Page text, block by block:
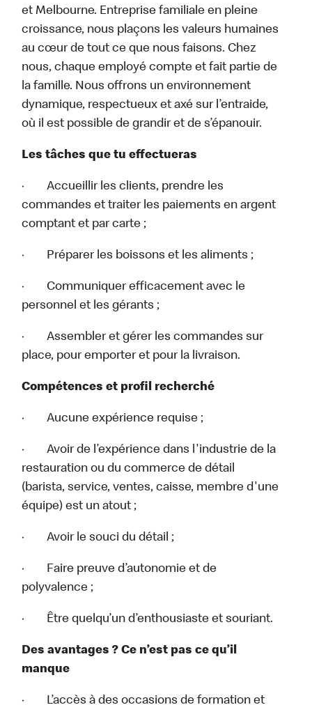
et Melbourne. Entreprise familiale en pleine
croissance, nous plaçons les valeurs humaines
au cœur de tout ce que nous faisons. Chez
nous, chaque employé compte et fait partie de
la famille. Nous offrons un environnement
dynamique, respectueux et axé sur l’entraide,
où il est possible de grandir et de s’épanouir.
Les tâches que tu effectueras
· Accueillir les clients, prendre les
commandes et traiter les paiements en argent
comptant et par carte ;
· Préparer les boissons et les aliments ;
· Communiquer efficacement avec le
personnel et les gérants ;
· Assembler et gérer les commandes sur
place, pour emporter et pour la livraison.
Compétences et profil recherché
· Aucune expérience requise ;
· Avoir de l’expérience dans l'industrie de la
restauration ou du commerce de détail
(barista, service, ventes, caisse, membre d'une
équipe) est un atout ;
· Avoir le souci du détail ;
· Faire preuve d’autonomie et de
polyvalence ;
· Être quelqu’un d’enthousiaste et souriant.
Des avantages ? Ce n’est pas ce qu’il
manque
· L’accès à des occasions de formation et